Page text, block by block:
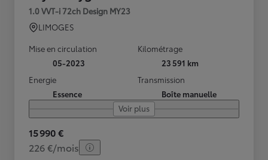
1.0 VVT-i 72ch Design MY23
LIMOGES
Mise en circulation
05-2023
Kilométrage
23 591 km
Energie
Essence
Transmission
Boîte manuelle
Voir plus
15 990 €
226 €/mois